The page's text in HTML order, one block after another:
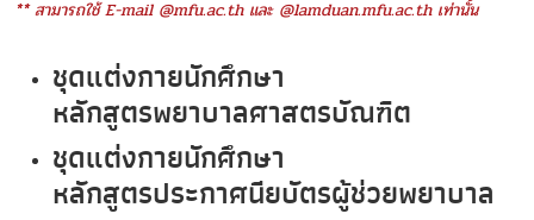
** สามารถใช้ E-mail @mfu.ac.th และ @lamduan.mfu.ac.th เท่านั้น
ชุดแต่งกายนักศึกษา
หลักสูตรพยาบาลศาสตรบัณฑิต
ชุดแต่งกายนักศึกษา
หลักสูตรประกาศนียบัตรผู้ช่วยพยาบาล